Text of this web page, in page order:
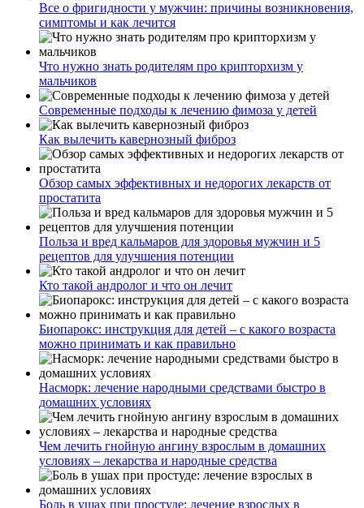
Все о фригидности у мужчин: причины возникновения,
симптомы и как лечится
Что нужно знать родителям про крипторхизм у
мальчиков
Современные подходы к лечению фимоза у детей
Как вылечить кавернозный фиброз
Обзор самых эффективных и недорогих лекарств от
простатита
Польза и вред кальмаров для здоровья мужчин и 5
рецептов для улучшения потенции
Кто такой андролог и что он лечит
Биопарокс: инструкция для детей – с какого возраста
можно принимать и как правильно
Насморк: лечение народными средствами быстро в
домашних условиях
Чем лечить гнойную ангину взрослым в домашних
условиях – лекарства и народные средства
Боль в ушах при простуде: лечение взрослых в